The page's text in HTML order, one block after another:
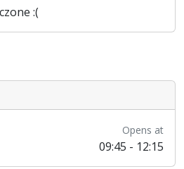
:(
Opens at
09:45 - 12:15